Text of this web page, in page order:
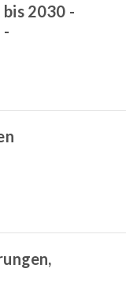
2030 -
-